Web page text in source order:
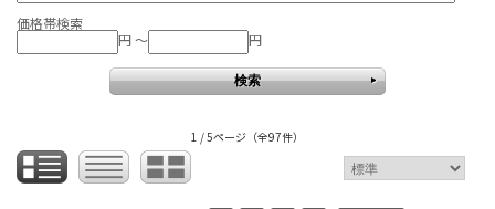
価格帯検索
円 ～
円
1 / 5ページ （全97件）